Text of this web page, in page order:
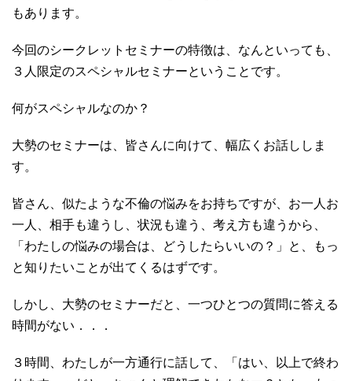
もあります。
今回のシークレットセミナーの特徴は、なんといっても、
３人限定のスペシャルセミナーということです。
何がスペシャルなのか？
大勢のセミナーは、皆さんに向けて、幅広くお話ししま
す。
皆さん、似たような不倫の悩みをお持ちですが、お一人お
一人、相手も違うし、状況も違う、考え方も違うから、
「わたしの悩みの場合は、どうしたらいいの？」と、もっ
と知りたいことが出てくるはずです。
しかし、大勢のセミナーだと、一つひとつの質問に答える
時間がない．．．
３時間、わたしが一方通行に話して、「はい、以上で終わ